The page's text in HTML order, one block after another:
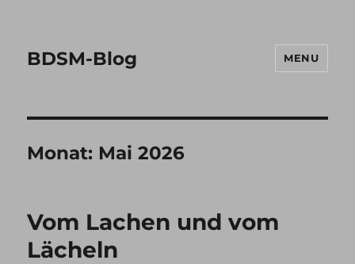
BDSM-Blog MENU
Monat: Mai 2026
Vom Lachen und vom
Lächeln